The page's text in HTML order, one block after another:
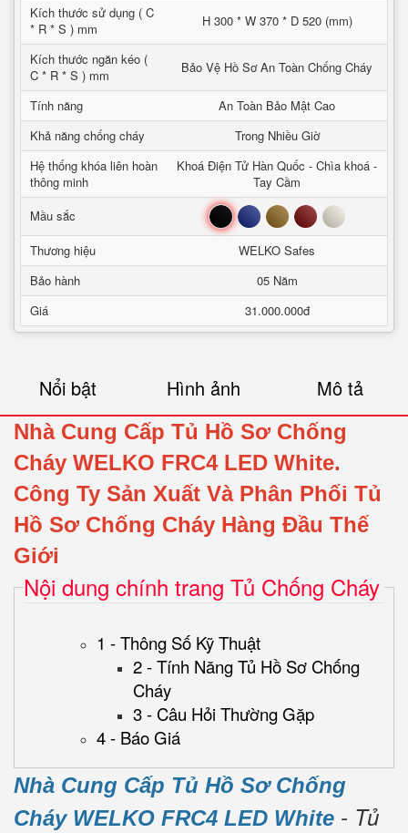
Kích thước sử dụng ( C
* R * S ) mm
H 300 * W 370 * D 520 (mm)
Kích thước ngăn kéo (
C * R * S ) mm
Bảo Vệ Hồ Sơ An Toàn Chống Cháy
Tính năng
An Toàn Bảo Mật Cao
Khả năng chống cháy
Trong Nhiều Giờ
Hệ thống khóa liên hoàn
thông minh
Khoá Điện Tử Hàn Quốc - Chìa khoá -
Tay Cầm
Mầu sắc
Đen Xanh Nâu Đỏ Trắng
Thương hiệu
WELKO Safes
Bảo hành
05 Năm
Giá
31.000.000đ
Nổi bật Hình ảnh Mô tả
Nhà Cung Cấp Tủ Hồ Sơ Chống
Cháy WELKO FRC4 LED White.
Công Ty Sản Xuất Và Phân Phối Tủ
Hồ Sơ Chống Cháy Hàng Đầu Thế
Giới
Nội dung chính trang Tủ Chống Cháy
1 - Thông Số Kỹ Thuật
2 - Tính Năng Tủ Hồ Sơ Chống
Cháy
3 - Câu Hỏi Thường Gặp
4 - Báo Giá
Nhà Cung Cấp Tủ Hồ Sơ Chống
Cháy WELKO FRC4 LED White - Tủ